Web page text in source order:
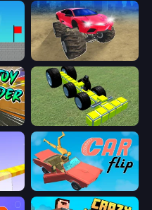
Genius Mechanic
Car Flip!